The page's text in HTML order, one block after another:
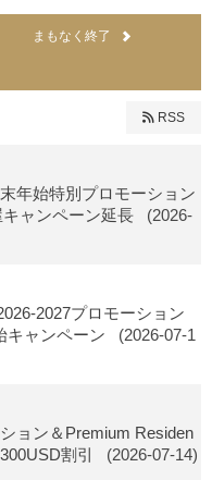
まもなく終了
RSS
年始特別プロモーション
ャンペーン延長 (2026-
2027プロモーション
キャンペーン (2026-07-1
ョン＆Premium Residen
割引
(2026-07-14)